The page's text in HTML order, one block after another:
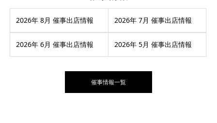
2026年 8月 催事出店情報 2026年 7月 催事出店情報
2026年 6月 催事出店情報 2026年 5月 催事出店情報
催事情報一覧